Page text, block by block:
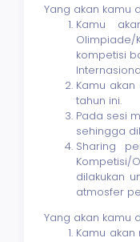
Yang akan kamu
Kamu
Olimpiade/
kompetisi
Kamu
tahun ini.
Pada sesi
sehingga
Sharing
dilakukan
atmosfer
Yang akan kamu
Kamu